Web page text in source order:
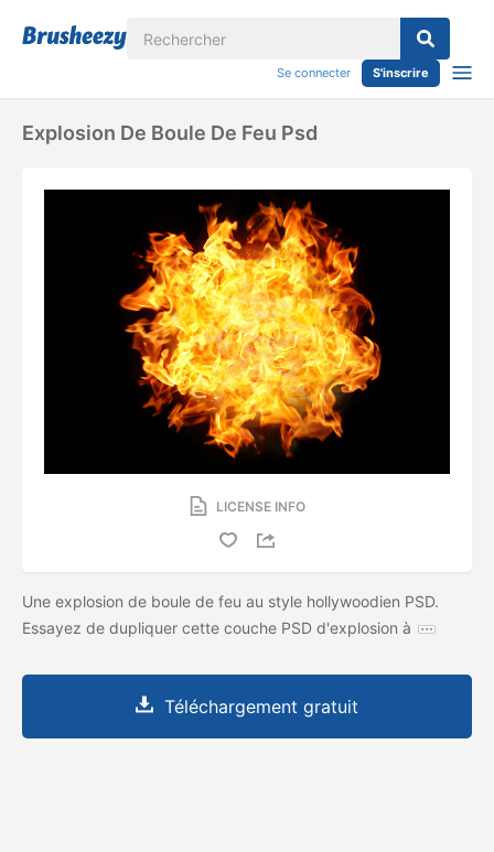
Se connecter S'inscrire
Explosion De Boule De Feu Psd
LICENSE INFO
Une explosion de boule de feu au style hollywoodien PSD.
Essayez de dupliquer cette couche PSD d'explosion à
Téléchargement gratuit